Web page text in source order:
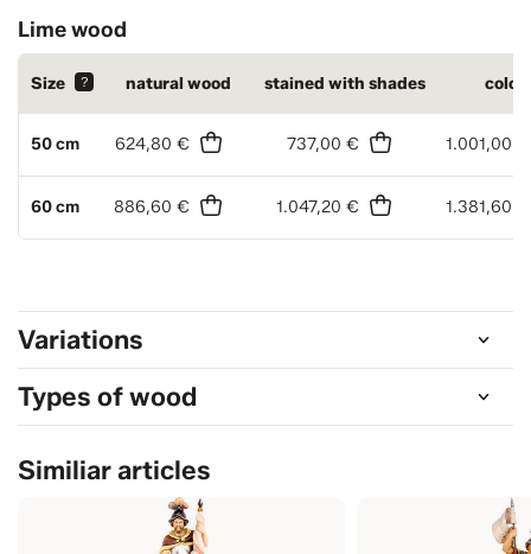
Lime wood
Size ? natural wood stained with shades
50 cm 624,80 € 737,00 € 1.001,00 €
60 cm 886,60 € 1.047,20 € 1.381,60 €
Variations
Types of wood
Similiar articles